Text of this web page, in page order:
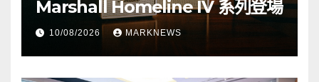
Marshall Homeline IV 系列登場
10/08/2026 MARKNEWS